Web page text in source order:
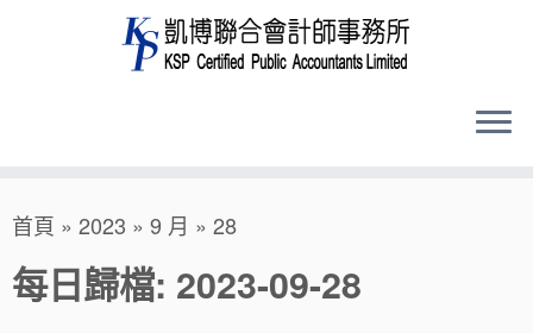
to
content
首頁 » 2023 » 9 月 » 28
每日歸檔: 2023-09-28